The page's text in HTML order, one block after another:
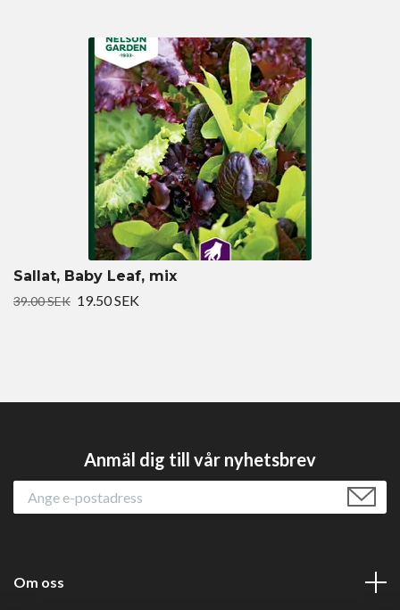
Sallat, Baby Leaf, mix
39.00 SEK 19.50 SEK
Anmäl dig till vår nyhetsbrev
Om oss